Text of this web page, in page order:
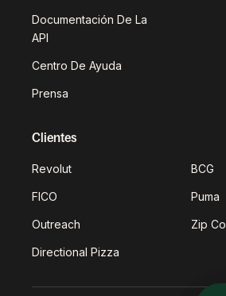
Documentación De La
API
Centro De Ayuda
Prensa
Clientes
Revolut BCG
FICO Puma
Outreach Zip Co
Directional Pizza